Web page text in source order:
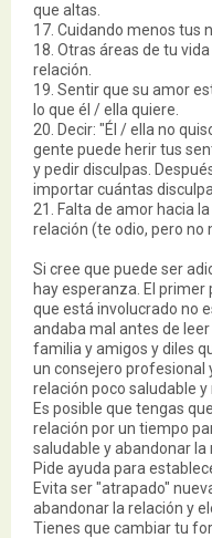
que altas.
17. Cuidando menos tus
18. Otras áreas de tu
relación.
19. Sentir que su amor
lo que él / ella quiere.
20. Decir: "Él / ella no
gente puede herir tus
y pedir disculpas.
importar cuántas
21. Falta de amor hacia
relación (te odio, pero no
Si cree que puede ser
hay esperanza. El
que está involucrado no
andaba mal antes de
familia y amigos y diles
un consejero profesional
relación poco saludable
Es posible que tengas
relación por un tiempo
saludable y abandonar la
Pide ayuda para
Evita ser "atrapado"
abandonar la relación y
Tienes que cambiar tu